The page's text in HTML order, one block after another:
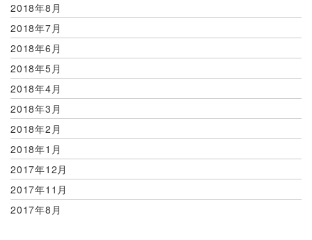
2018年8月
2018年7月
2018年6月
2018年5月
2018年4月
2018年3月
2018年2月
2018年1月
2017年12月
2017年11月
2017年8月